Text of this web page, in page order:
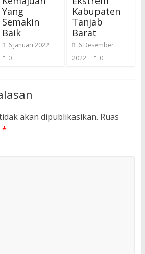
Yang
Semakin
Baik
6 Januari 2022
0
Kabupaten
Tanjab
Barat
6 Desember
2022
0
akan dipublikasikan. Ruas
*